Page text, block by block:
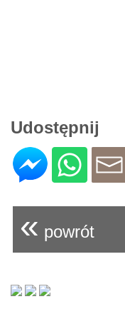
Udostępnij
« powrót